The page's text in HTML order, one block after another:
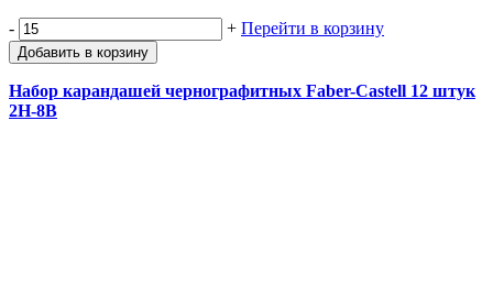
- + Перейти в корзину
Добавить в корзину
Набор карандашей чернографитных Faber-Castell 12 штук
2H-8B